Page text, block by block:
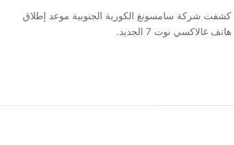
كشفت شركة سامسونغ الكورية الجنوبية موعد إطلاق
هاتف غالاكسي نوت 7 الجديد.